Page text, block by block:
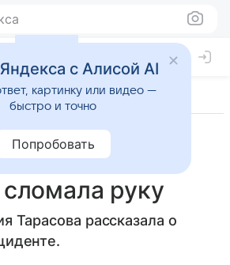
Анастасия
руку
Тарасова рассказала о
с Алисой AI
картинку или видео —
быстро и точно
Попробовать